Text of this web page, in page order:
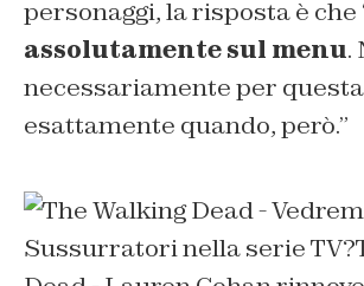
personaggi, la risposta è che
assolutamente sul menu.
necessariamente per
esattamente quando, però.”